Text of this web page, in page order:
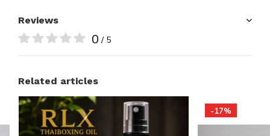
Reviews
0 / 5
Related articles
-17%